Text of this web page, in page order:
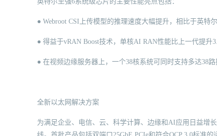
● Webroot CSI上传模型的推理速度大幅提升，相比于英特
● 得益于vRAN Boost技术，单核AI RAN性能比上一代提升
● 在视频边缘服务器上，一个38核系统可同时支持多达38路
全新以太网解决方案
为满足企业、电信、云、科学计算、边缘和AI应用日益增